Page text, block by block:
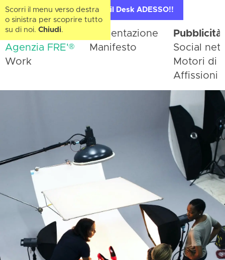
Contatta il Desk ADESSO!!
Home
Agenzia FRE'®
Work
Presentazione
Manifesto
Pubblicità
Social
Motori di
Affissioni
Scorri il menu verso destra
o sinistra per scoprire tutto
su di noi. Chiudi.